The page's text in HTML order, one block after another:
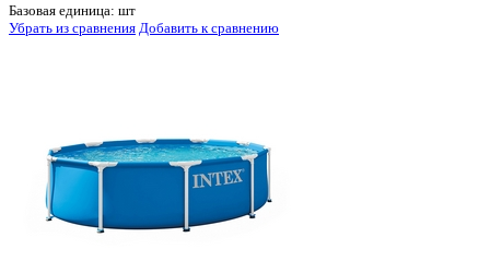
Базовая единица: шт
Убрать из сравнения Добавить к сравнению